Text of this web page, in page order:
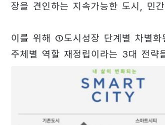
장을 견인하는 지속가능한 도시, 민
이를 위해 ①도시성장 단계별 차별
주체별 역할 재정립이라는 3대 전략